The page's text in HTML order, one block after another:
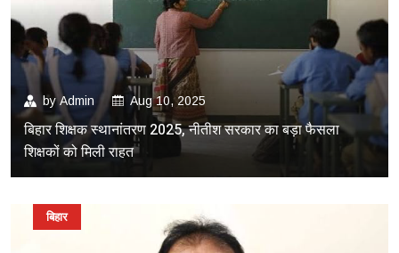
byAdmin Aug 10, 2025
बिहार शिक्षक स्थानांतरण 2025, नीतीश सरकार का बड़ा फैसला
शिक्षकों को मिली राहत
बिहार